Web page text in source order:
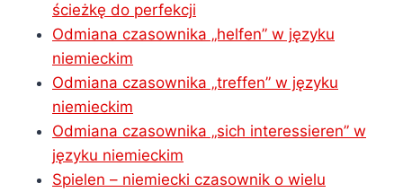
ścieżkę do perfekcji
Odmiana czasownika „helfen” w języku
niemieckim
Odmiana czasownika „treffen” w języku
niemieckim
Odmiana czasownika „sich interessieren” w
języku niemieckim
Spielen – niemiecki czasownik o wielu